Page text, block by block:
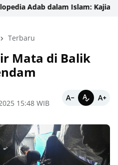
Adab dalam Islam: Kajian
Terbaru
Mata di Balik
15:48 WIB